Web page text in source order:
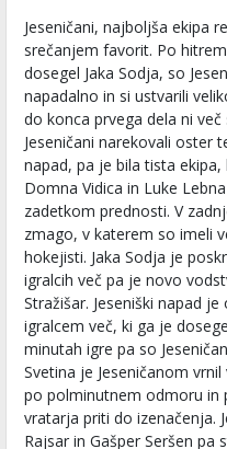
Jeseničani, najboljša ekipa
srečanjem favorit. Po
dosegel Jaka Sodja, so
napadalno in si ustvarili
do konca prvega dela ni
Jeseničani narekovali oster
napad, pa je bila tista
Domna Vidica in Luke
zadetkom prednosti. V
zmago, v katerem so imeli
hokejisti. Jaka Sodja je
igralcih več pa je novo
Stražišar. Jeseniški napad
igralcem več, ki ga je
minutah igre pa so
Svetina je Jeseničanom
po polminutnem odmoru in
vratarja priti do izenačenja.
Rajsar in Gašper Seršen